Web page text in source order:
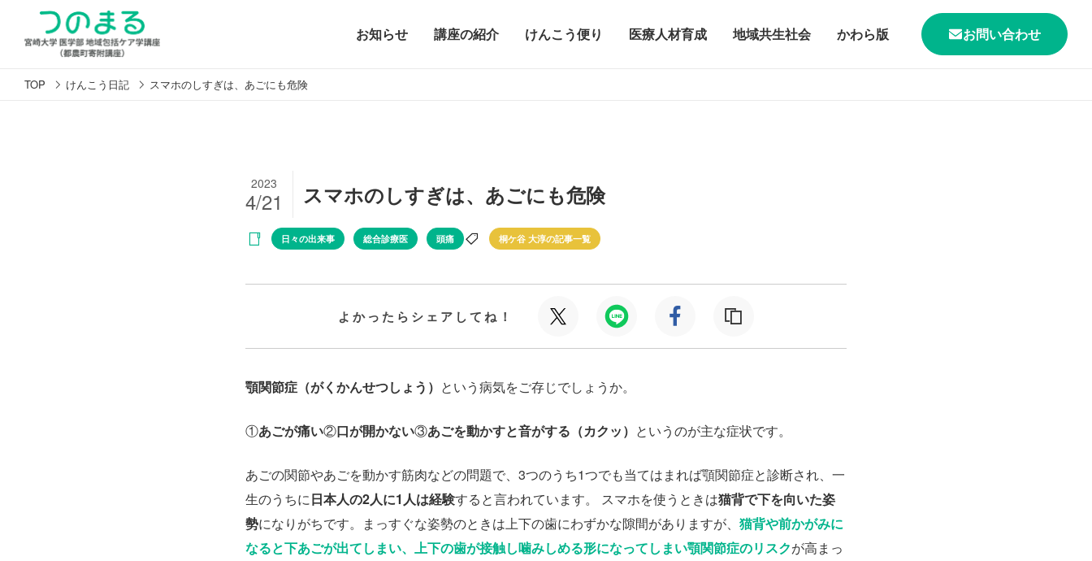
お知らせ 講座の紹介 けんこう便り 医療人材育成 地域共生社会 かわら版 お問い合わせ
TOP けんこう日記 スマホのしすぎは、あごにも危険
スマホのしすぎは、あごにも危険
2023
4/21
日々の出来事 総合診療医 頭痛 桐ケ谷 大淳の記事一覧
よかったらシェアしてね！
顎関節症（がくかんせつしょう） という病気をご存じでしょうか。
①あごが痛い②口が開かない③あごを動かすと音がする（カクッ） というのが主な症状です。
あごの関節やあごを動かす筋肉などの問題で、3つのうち1つでも当てはまれば顎関節症と診断され、一
生のうちに日本人の2人に1人は経験すると言われています。 スマホを使うときは猫背で下を向いた姿
勢になりがちです。まっすぐな姿勢のときは上下の歯にわずかな隙間がありますが、 猫背や前かがみに
なると下あごが出てしまい、上下の歯が接触し噛みしめる形になってしまい顎関節症のリスクが高まっ